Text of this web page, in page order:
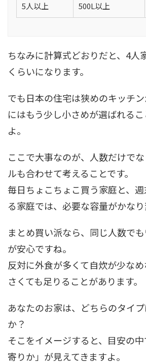
5人以上 500L以上
ちなみに計算式どおりだと、4人
くらいになります。
でも日本の住宅は狭めのキッチ
にはもう少し小さめが選ばれる
よ。
ここで大事なのが、人数だけで
ルも合わせて考えることです。
毎日ちょこちょこ買う家庭と、
る家庭では、必要な容量がかなり
まとめ買い派なら、同じ人数で
が安心ですね。
反対に外食が多くて自炊が少な
さくても足りることがあります。
あなたのお家は、どちらのタイ
か？
そこをイメージすると、目安の
寄りか」が見えてきますよ。